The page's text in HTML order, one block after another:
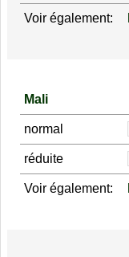
Voir également:
Mali
normal
réduite
Voir également: